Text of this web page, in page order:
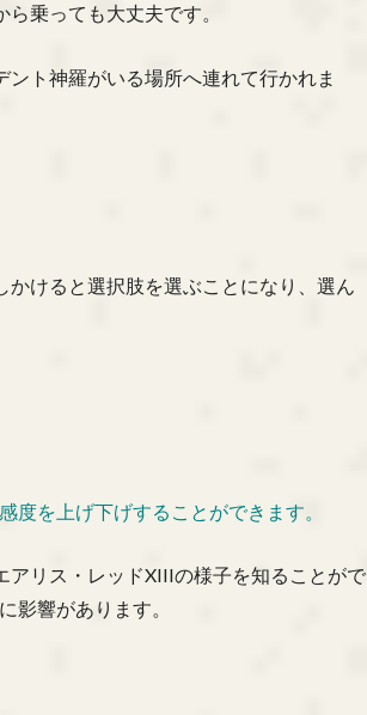
乗っても大丈夫です。
ト神羅がいる場所へ連れて行かれま
けると選択肢を選ぶことになり、選ん
度を上げ下げすることができます。
リス・レッドXIIIの様子を知ることがで
に影響があります。